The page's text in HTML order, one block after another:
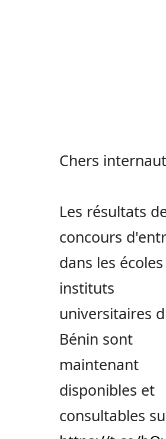
Chers
Les résultats
concours
dans les
instituts
universitaires
Bénin sont
maintenant
disponibles et
consultables